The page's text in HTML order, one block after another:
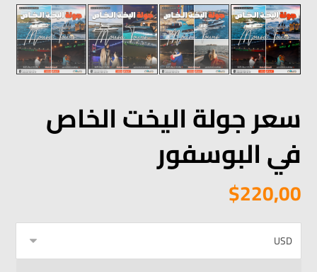
سعر جولة اليخت الخاص
في البوسفور‎
$220,00